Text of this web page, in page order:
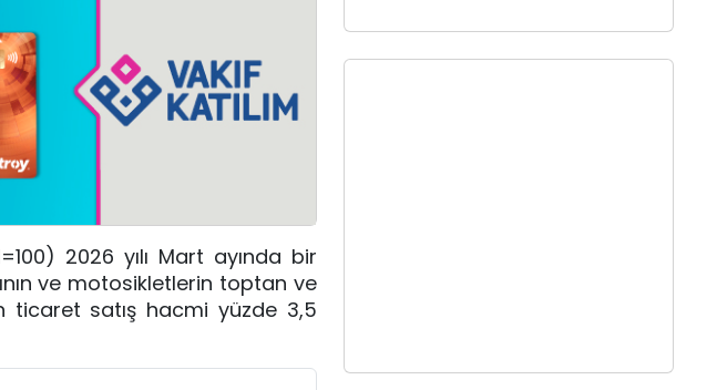
2026 yılı Mart ayında bir
ve motosikletlerin toptan ve
ticaret satış hacmi yüzde 3,5